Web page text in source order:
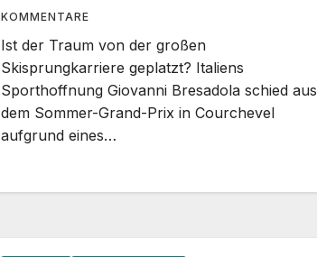
KOMMENTARE
Ist der Traum von der großen
Skisprungkarriere geplatzt? Italiens
Sporthoffnung Giovanni Bresadola schied aus
dem Sommer-Grand-Prix in Courchevel
aufgrund eines…